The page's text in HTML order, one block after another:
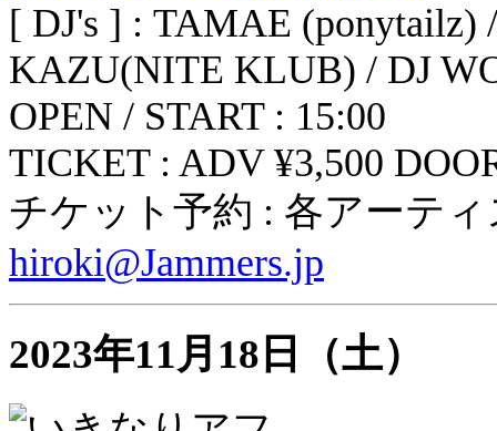
[ DJ's ] : TAMAE (ponytailz)
KAZU(NITE KLUB) / DJ
OPEN / START : 15:00
TICKET : ADV ¥3,500
チケット予約 : 各アーテ
hiroki@Jammers.jp
2023年11月18日（土）